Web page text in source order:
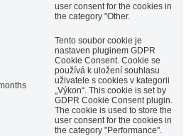
user consent for the cookies in
the category "Other.
Tento soubor cookie je
nastaven pluginem GDPR
Cookie Consent. Cookie se
používá k uložení souhlasu
uživatele s cookies v kategorii
„Výkon“. This cookie is set by
GDPR Cookie Consent plugin.
The cookie is used to store the
user consent for the cookies in
the category "Performance".